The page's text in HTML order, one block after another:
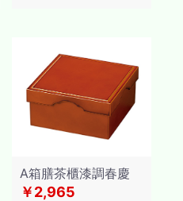
A箱膳茶櫃漆調春慶
￥2,965